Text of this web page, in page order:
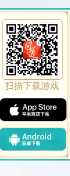
扫描下载游戏